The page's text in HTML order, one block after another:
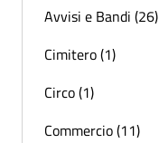
Avvisi e Bandi (26)
Cimitero (1)
Circo (1)
Commercio (11)